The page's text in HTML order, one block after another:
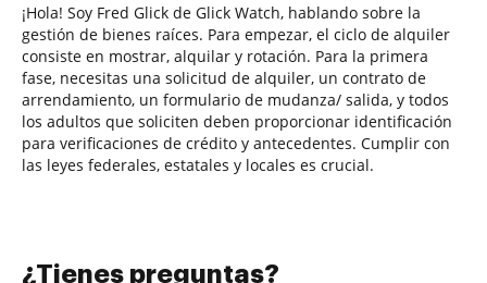
¡Hola! Soy Fred Glick de Glick Watch, hablando sobre la
gestión de bienes raíces. Para empezar, el ciclo de alquiler
consiste en mostrar, alquilar y rotación. Para la primera
fase, necesitas una solicitud de alquiler, un contrato de
arrendamiento, un formulario de mudanza/ salida, y todos
los adultos que soliciten deben proporcionar identificación
para verificaciones de crédito y antecedentes. Cumplir con
las leyes federales, estatales y locales es crucial.
¿Tienes preguntas?